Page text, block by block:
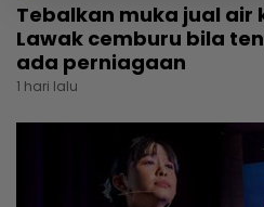
Tebalkan muka jual air
Lawak cemburu bila
ada perniagaan
1 hari lalu